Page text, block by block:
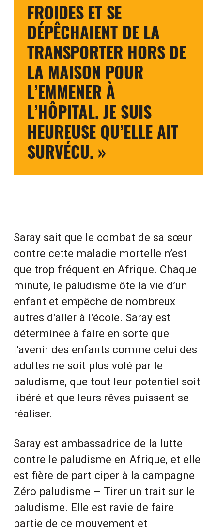
FROIDES ET SE
DÉPÊCHAIENT DE LA
TRANSPORTER HORS DE
LA MAISON POUR
L’EMMENER À
L’HÔPITAL. JE SUIS
HEUREUSE QU’ELLE AIT
SURVÉCU. »
Saray sait que le combat de sa sœur
contre cette maladie mortelle n’est
que trop fréquent en Afrique. Chaque
minute, le paludisme ôte la vie d’un
enfant et empêche de nombreux
autres d’aller à l’école. Saray est
déterminée à faire en sorte que
l’avenir des enfants comme celui des
adultes ne soit plus volé par le
paludisme, que tout leur potentiel soit
libéré et que leurs rêves puissent se
réaliser.
Saray est ambassadrice de la lutte
contre le paludisme en Afrique, et elle
est fière de participer à la campagne
Zéro paludisme – Tirer un trait sur le
paludisme. Elle est ravie de faire
partie de ce mouvement et